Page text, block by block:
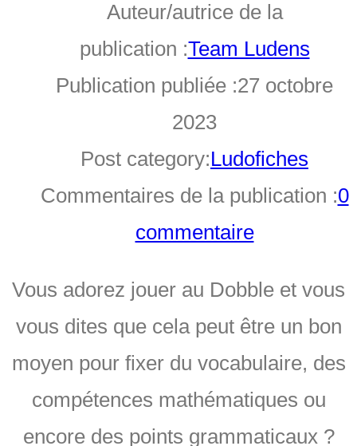
Auteur/autrice de la
publication :Team Ludens
Publication publiée :27 octobre
2023
Post category:Ludofiches
Commentaires de la publication :0
commentaire
Vous adorez jouer au Dobble et vous
vous dites que cela peut être un bon
moyen pour fixer du vocabulaire, des
compétences mathématiques ou
encore des points grammaticaux ?